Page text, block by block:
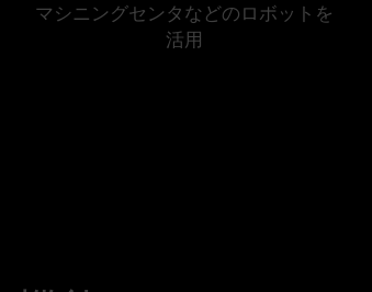
マシニングセンタなどのロボットを
活用